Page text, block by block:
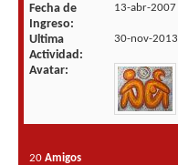
Fecha de
Ingreso
13-abr-2007
Ultima
Actividad
30-nov-2013
Avatar
20 Amigos